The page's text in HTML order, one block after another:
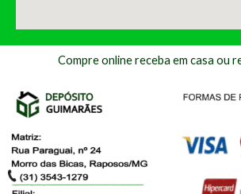
Compre online receba em casa ou